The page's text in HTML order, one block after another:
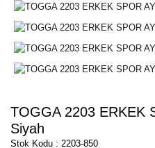
TOGGA 2203 ERKEK
Siyah
Stok Kodu : 2203-850